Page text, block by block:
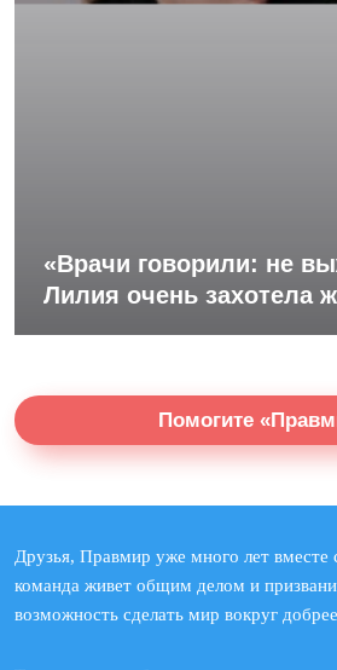
«Врачи говорили: не
Лилия очень захотела
Помогите
Друзья, Правмир уже много лет вместе
команда живет общим делом и
возможность сделать мир вокруг